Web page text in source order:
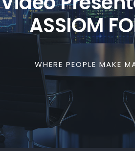
ASSIOM
WHERE PEOPLE MAKE